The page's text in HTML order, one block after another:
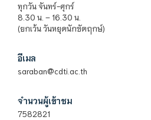
ทุกวัน จันทร์-ศุกร์
8.30 น. – 16.30 น.
(ยกเว้น วันหยุดนักขัตฤกษ์)
อีเมล
saraban@cdti.ac.th
จำนวนผู้เข้าชม
7582821